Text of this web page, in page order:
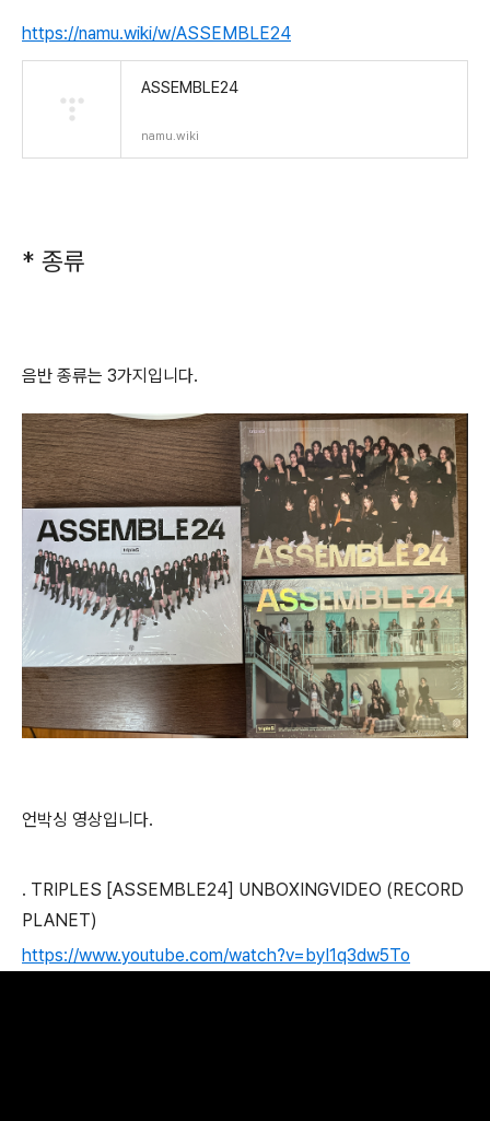
https://namu.wiki/w/ASSEMBLE24
ASSEMBLE24
namu.wiki
* 종류
음반 종류는 3가지입니다.
언박싱 영상입니다.
. TRIPLES [ASSEMBLE24] UNBOXINGVIDEO (RECORD
PLANET)
https://www.youtube.com/watch?v=byI1q3dw5To